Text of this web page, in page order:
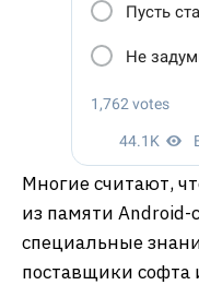
Многие считают,
из памяти
специальные
поставщики